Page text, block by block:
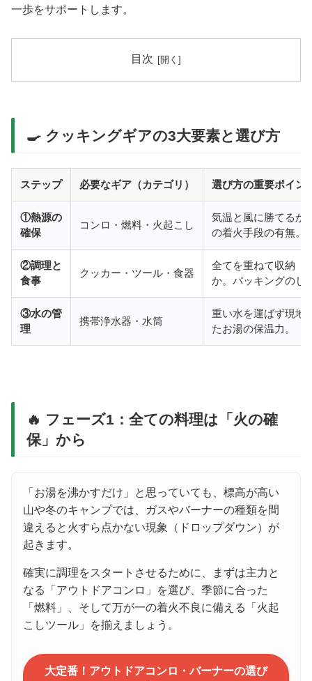
一歩をサポートします。
目次
🍳 クッキングギアの3大要素と選び方
ステップ 必要なギア（カテゴリ） 選び方の重要ポイン
①熱源の
確保
コンロ・燃料・火起こし
気温と風に勝てるか
の着火手段の有無。
②調理と
食事
クッカー・ツール・食器
全てを重ねて収納（
か。パッキングのし
③水の管
理
携帯浄水器・水筒
重い水を運ばず現地
たお湯の保温力。
🔥 フェーズ1：全ての料理は「火の確
保」から
「お湯を沸かすだけ」と思っていても、標高が高い
山や冬のキャンプでは、ガスやバーナーの種類を間
違えると火すら点かない現象（ドロップダウン）が
起きます。
確実に調理をスタートさせるために、まずは主力と
なる「アウトドアコンロ」を選び、季節に合った
「燃料」、そして万が一の着火不良に備える「火起
こしツール」を揃えましょう。
大定番！アウトドアコンロ・バーナーの選び